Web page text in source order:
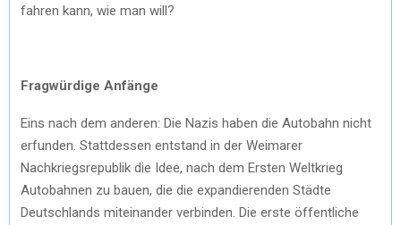
fahren kann, wie man will?
Fragwürdige Anfänge
Eins nach dem anderen: Die Nazis haben die Autobahn nicht
erfunden. Stattdessen entstand in der Weimarer
Nachkriegsrepublik die Idee, nach dem Ersten Weltkrieg
Autobahnen zu bauen, die die expandierenden Städte
Deutschlands miteinander verbinden. Die erste öffentliche